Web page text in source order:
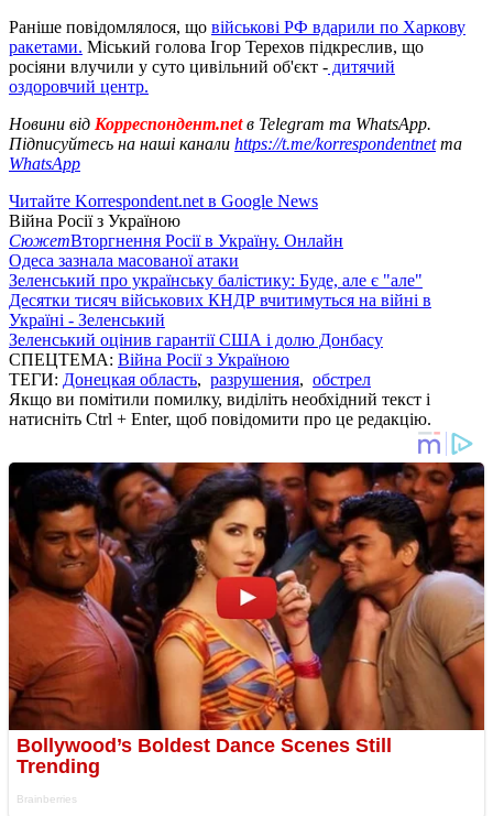
Раніше повідомлялося, що військові РФ вдарили по Харкову
ракетами. Міський голова Ігор Терехов підкреслив, що
росіяни влучили у суто цивільний об'єкт - дитячий
оздоровчий центр.
Новини від Корреспондент.netв Telegram та WhatsApp.
Підписуйтесь на наші канали https://t.me/korrespondentnetта
WhatsApp
Читайте Korrespondent.net в Google News
Війна Росії з Україною
СюжетВторгнення Росії в Україну. Онлайн
Одеса зазнала масованої атаки
Зеленський про українську балістику: Буде, але є "але"
Десятки тисяч військових КНДР вчитимуться на війні в
Україні - Зеленський
Зеленський оцінив гарантії США і долю Донбасу
СПЕЦТЕМА: Війна Росії з Україною
ТЕГИ: Донецкая область, разрушения, обстрел
Якщо ви помітили помилку, виділіть необхідний текст і
натисніть Ctrl + Enter, щоб повідомити про це редакцію.